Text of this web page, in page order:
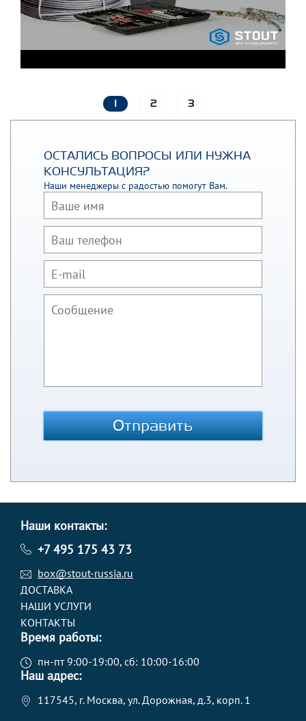
2 3
ОСТАЛИСЬ ВОПРОСЫ ИЛИ НУЖНА
КОНСУЛЬТАЦИЯ?
Наши менеджеры с радостью помогут Вам.
Отправить
Наши контакты:
+7 495 175 43 73
box@stout-russia.ru
ДОСТАВКА
НАШИ УСЛУГИ
КОНТАКТЫ
Время работы:
пн-пт 9:00-19:00, сб: 10:00-16:00
Наш адрес:
117545, г. Москва, ул. Дорожная, д.3, корп. 1